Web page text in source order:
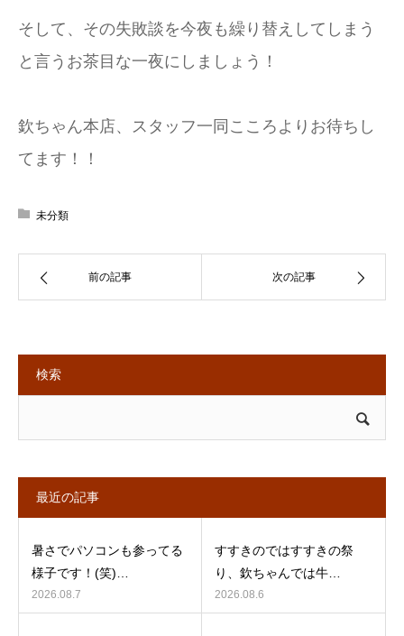
そして、その失敗談を今夜も繰り替えしてしまう
と言うお茶目な一夜にしましょう！
欽ちゃん本店、スタッフ一同こころよりお待ちし
てます！！
未分類
前の記事 次の記事
検索
最近の記事
暑さでパソコンも参ってる
様子です！(笑)…
2026.08.7
すすきのではすすきの祭
り、欽ちゃんでは牛…
2026.08.6